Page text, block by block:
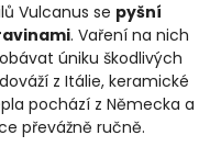
Vulcanus se pyšní
. Vaření na nich
úniku škodlivých
z Itálie, keramické
pochází z Německa a
převážně ručně.